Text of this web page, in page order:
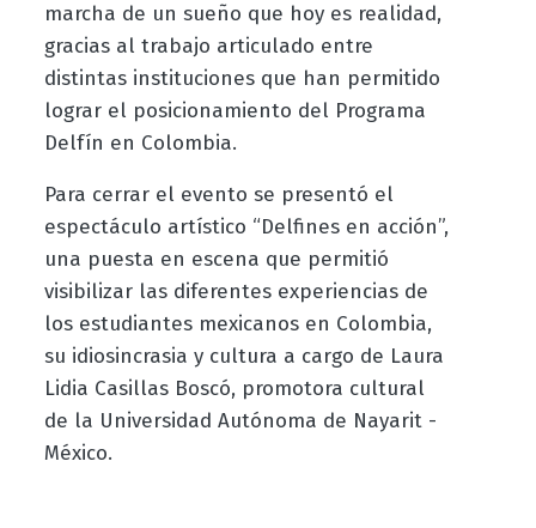
marcha de un sueño que hoy es realidad,
gracias al trabajo articulado entre
distintas instituciones que han permitido
lograr el posicionamiento del Programa
Delfín en Colombia.
Para cerrar el evento se presentó el
espectáculo artístico “Delfines en acción”,
una puesta en escena que permitió
visibilizar las diferentes experiencias de
los estudiantes mexicanos en Colombia,
su idiosincrasia y cultura a cargo de Laura
Lidia Casillas Boscó, promotora cultural
de la Universidad Autónoma de Nayarit -
México.